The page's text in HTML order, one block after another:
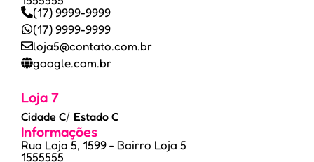
(17) 9999-9999
(17) 9999-9999
loja5@contato.com.br
google.com.br
Loja 7
Cidade C/ Estado C
Informações
Rua Loja 5, 1599 - Bairro Loja 5
1555555